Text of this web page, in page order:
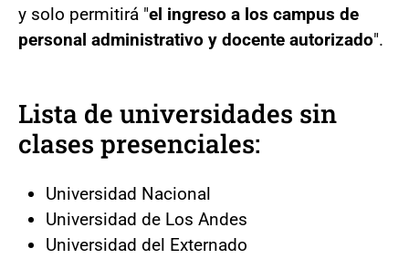
y solo permitirá "el ingreso a los campus de
personal administrativo y docente autorizado".
Lista de universidades sin
clases presenciales:
Universidad Nacional
Universidad de Los Andes
Universidad del Externado